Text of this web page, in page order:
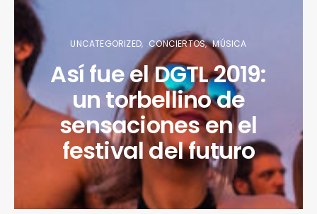
UNCATEGORIZED CONCIERTOS MÚSICA
Así fue el DGTL 2019:
un torbellino de
sensaciones en el
festival del futuro